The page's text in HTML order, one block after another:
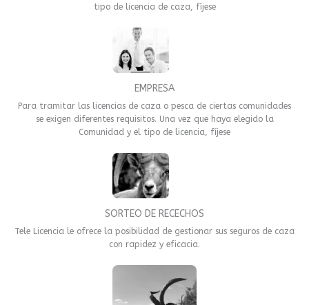
tipo de licencia de caza, fíjese
EMPRESA
Para tramitar las licencias de caza o pesca de ciertas comunidades
se exigen diferentes requisitos. Una vez que haya elegido la
Comunidad y el tipo de licencia, fíjese
SORTEO DE RECECHOS
Tele Licencia le ofrece la posibilidad de gestionar sus seguros de caza
con rapidez y eficacia.